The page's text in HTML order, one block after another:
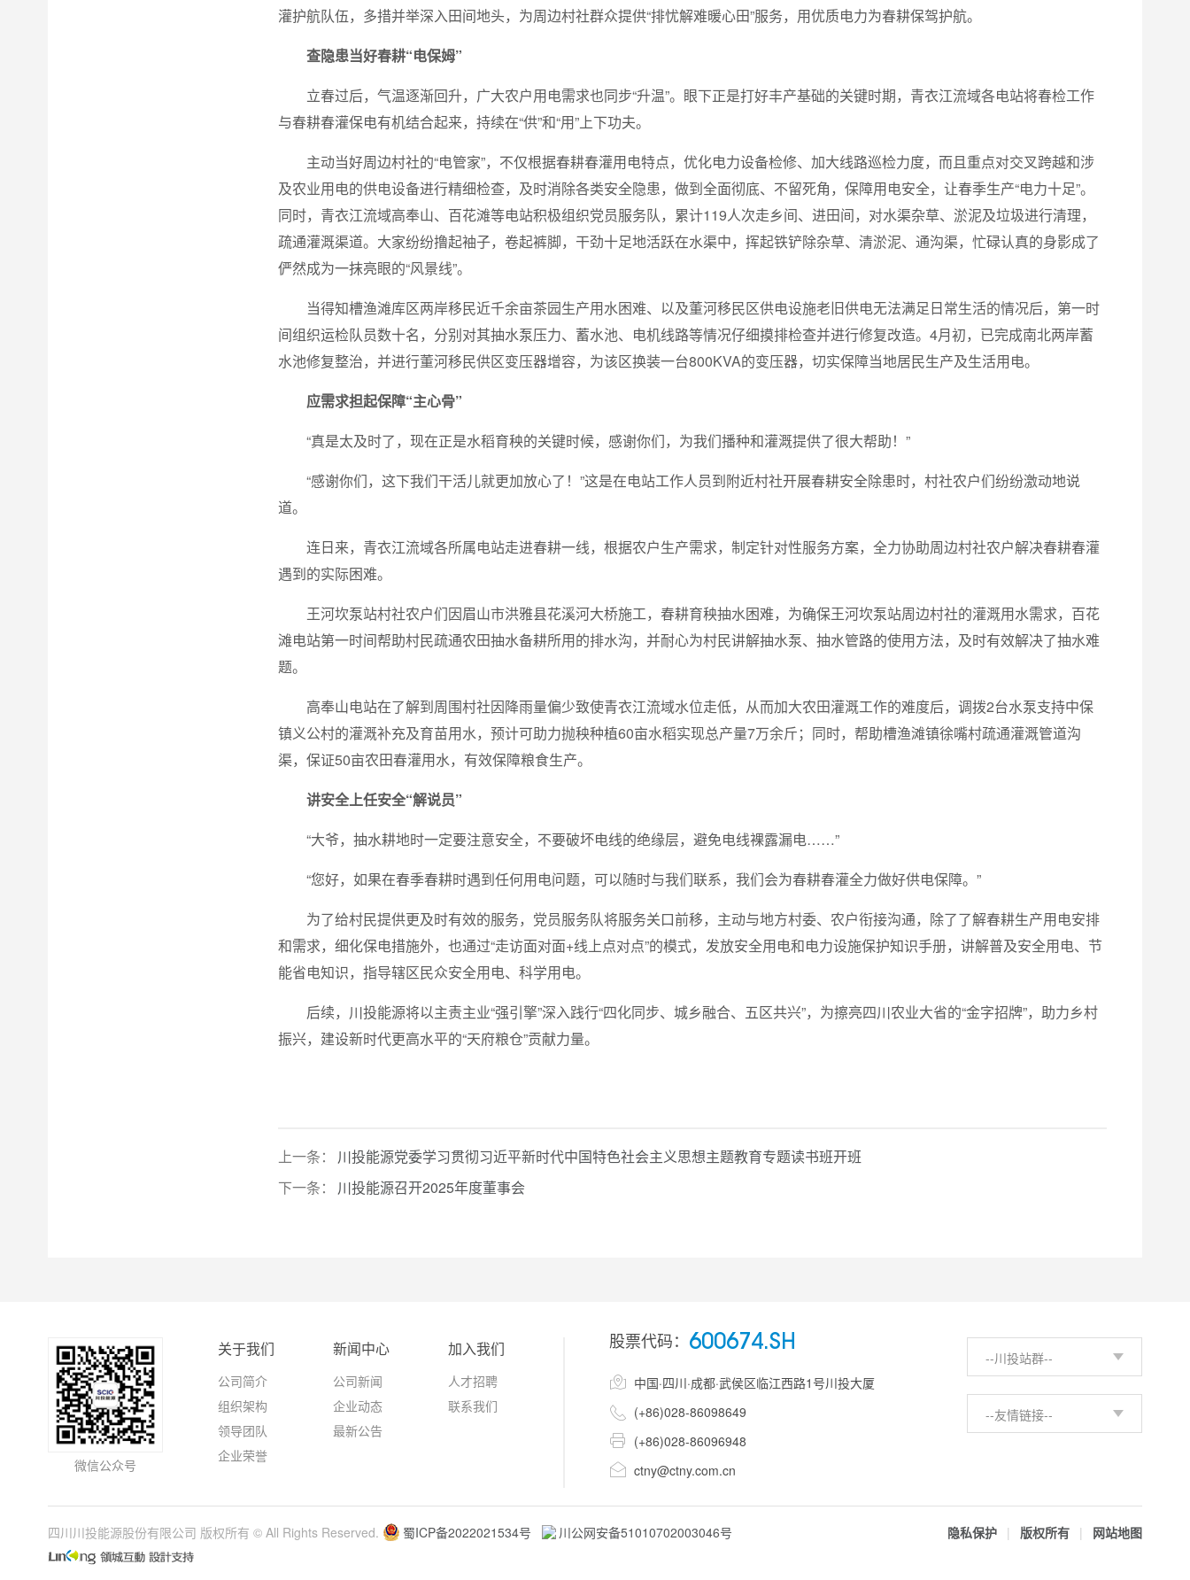
灌护航队伍，多措并举深入田间地头，为周边村社群众提供“排忧解难暖心田”服务，用优质电力为春耕保驾护航。
查隐患当好春耕“电保姆”
立春过后，气温逐渐回升，广大农户用电需求也同步“升温”。眼下正是打好丰产基础的关键时期，青衣江流域各电站将春检工作
与春耕春灌保电有机结合起来，持续在“供”和“用”上下功夫。
主动当好周边村社的“电管家”，不仅根据春耕春灌用电特点，优化电力设备检修、加大线路巡检力度，而且重点对交叉跨越和涉
及农业用电的供电设备进行精细检查，及时消除各类安全隐患，做到全面彻底、不留死角，保障用电安全，让春季生产“电力十足”。
同时，青衣江流域高奉山、百花滩等电站积极组织党员服务队，累计119人次走乡间、进田间，对水渠杂草、淤泥及垃圾进行清理，
疏通灌溉渠道。大家纷纷撸起袖子，卷起裤脚，干劲十足地活跃在水渠中，挥起铁铲除杂草、清淤泥、通沟渠，忙碌认真的身影成了
俨然成为一抹亮眼的“风景线”。
当得知槽渔滩库区两岸移民近千余亩茶园生产用水困难、以及董河移民区供电设施老旧供电无法满足日常生活的情况后，第一时
间组织运检队员数十名，分别对其抽水泵压力、蓄水池、电机线路等情况仔细摸排检查并进行修复改造。4月初，已完成南北两岸蓄
水池修复整治，并进行董河移民供区变压器增容，为该区换装一台800KVA的变压器，切实保障当地居民生产及生活用电。
应需求担起保障“主心骨”
“真是太及时了，现在正是水稻育秧的关键时候，感谢你们，为我们播种和灌溉提供了很大帮助！”
“感谢你们，这下我们干活儿就更加放心了！”这是在电站工作人员到附近村社开展春耕安全除患时，村社农户们纷纷激动地说
道。
连日来，青衣江流域各所属电站走进春耕一线，根据农户生产需求，制定针对性服务方案，全力协助周边村社农户解决春耕春灌
遇到的实际困难。
王河坎泵站村社农户们因眉山市洪雅县花溪河大桥施工，春耕育秧抽水困难，为确保王河坎泵站周边村社的灌溉用水需求，百花
滩电站第一时间帮助村民疏通农田抽水备耕所用的排水沟，并耐心为村民讲解抽水泵、抽水管路的使用方法，及时有效解决了抽水难
题。
高奉山电站在了解到周围村社因降雨量偏少致使青衣江流域水位走低，从而加大农田灌溉工作的难度后，调拨2台水泵支持中保
镇义公村的灌溉补充及育苗用水，预计可助力抛秧种植60亩水稻实现总产量7万余斤；同时，帮助槽渔滩镇徐嘴村疏通灌溉管道沟
渠，保证50亩农田春灌用水，有效保障粮食生产。
讲安全上任安全“解说员”
“大爷，抽水耕地时一定要注意安全，不要破坏电线的绝缘层，避免电线裸露漏电……”
“您好，如果在春季春耕时遇到任何用电问题，可以随时与我们联系，我们会为春耕春灌全力做好供电保障。”
为了给村民提供更及时有效的服务，党员服务队将服务关口前移，主动与地方村委、农户衔接沟通，除了了解春耕生产用电安排
和需求，细化保电措施外，也通过“走访面对面+线上点对点”的模式，发放安全用电和电力设施保护知识手册，讲解普及安全用电、节
能省电知识，指导辖区民众安全用电、科学用电。
后续，川投能源将以主责主业“强引擎”深入践行“四化同步、城乡融合、五区共兴”，为擦亮四川农业大省的“金字招牌”，助力乡村
振兴，建设新时代更高水平的“天府粮仓”贡献力量。
上一条：
川投能源党委学习贯彻习近平新时代中国特色社会主义思想主题教育专题读书班开班
下一条：
川投能源召开2025年度董事会
微信公众号
关于我们
公司简介
组织架构
领导团队
企业荣誉
新闻中心
公司新闻
企业动态
最新公告
加入我们
人才招聘
联系我们
股票代码： 600674.SH
 中国·四川·成都·武侯区临江西路1号川投大厦
 (+86)028-86098649
 (+86)028-86096948
 ctny@ctny.com.cn
--川投站群--
--友情链接--
四川川投能源股份有限公司 版权所有 © All Rights Reserved. 蜀ICP备2022021534号 川公网安备51010702003046号 隐私保护 | 版权所有 | 网站地图